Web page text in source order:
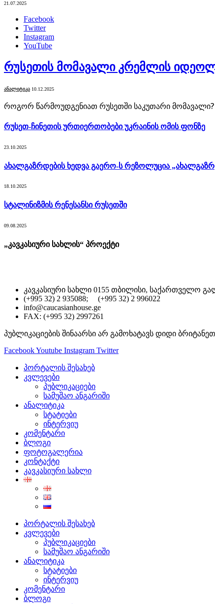
21.07.2025
Facebook
Twitter
Instagram
YouTube
რუსეთის მომავალი კრემლის
ᲐᲜᲐᲚᲘᲢᲘᲙᲐ 10.12.2025
როგორ წარმოუდგენიათ რუსეთში საკუთარი
რუსეთ-ჩინეთის ურთიერთობები უკრაინის ომის ფონზე
23.10.2025
ახალგაზრდების ხედვა გაერო-ს რეზოლუცია
18.10.2025
სტალინიზმის რენესანსი რუსეთში
09.08.2025
„კავკასიური სახლის“ პროექტი
კავკასიური სახლი 0155 თბილისი, საქართველო
(+995 32) 2 935088; (+995 32) 2 996022
info@caucasianhouse.ge
FAX: (+995 32) 2997261
პუბლიკაციების შინაარსი არ გამოხატავს დიდი
FacebookYoutube Instagram Twitter
პორტალის შესახებ
კვლევები
პუბლიკაციები
სამუშაო ანგარიში
ანალიტიკა
სტატიები
ინტერვიუ
კომენტარი
ბლოგი
ფოტოგალერია
კონტაქტი
კავკასიური სახლი
პორტალის შესახებ
კვლევები
პუბლიკაციები
სამუშაო ანგარიში
ანალიტიკა
სტატიები
ინტერვიუ
კომენტარი
ბლოგი